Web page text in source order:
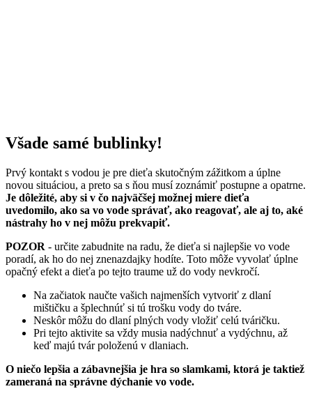
Všade samé bublinky!
Prvý kontakt s vodou je pre dieťa skutočným zážitkom a úplne
novou situáciou, a preto sa s ňou musí zoznámiť postupne a opatrne.
Je dôležité, aby si v čo najväčšej možnej miere dieťa
uvedomilo, ako sa vo vode správať, ako reagovať, ale aj to, aké
nástrahy ho v nej môžu prekvapiť.
POZOR - určite zabudnite na radu, že dieťa si najlepšie vo vode
poradí, ak ho do nej znenazdajky hodíte. Toto môže vyvolať úplne
opačný efekt a dieťa po tejto traume už do vody nevkročí.
Na začiatok naučte vašich najmenších vytvoriť z dlaní
mištičku a šplechnúť si tú trošku vody do tváre.
Neskôr môžu do dlaní plných vody vložiť celú tváričku.
Pri tejto aktivite sa vždy musia nadýchnuť a vydýchnu, až
keď majú tvár položenú v dlaniach.
O niečo lepšia a zábavnejšia je hra so slamkami, ktorá je taktiež
zameraná na správne dýchanie vo vode.